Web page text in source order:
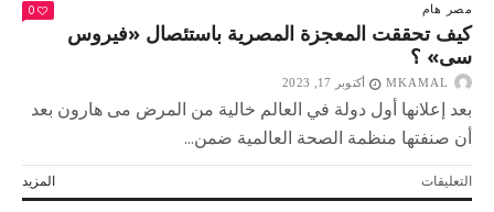
مصر هام 0
كيف تحققت المعجزة المصرية باستئصال «فيروس
سى» ؟
MKAMAL أكتوبر 17, 2023
بعد إعلانها أول دولة في العالم خالية من المرض مى هارون بعد
أن صنفتها منظمة الصحة العالمية ضمن...
المزيد التعليقاتعلى
كيف